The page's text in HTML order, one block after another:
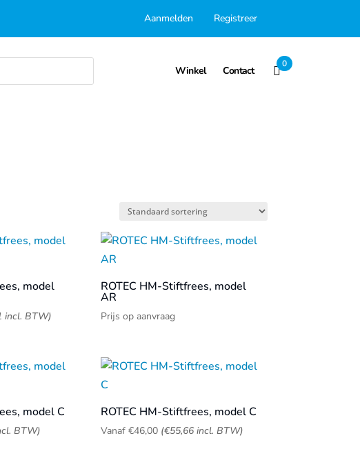
Aanmelden Registreer
Winkel Contact
0
model
incl. BTW)
ROTEC HM-Stiftfrees, model
AR
Prijs op aanvraag
model C
BTW)
ROTEC HM-Stiftfrees, model C
Vanaf €46,00 (€55,66incl. BTW)